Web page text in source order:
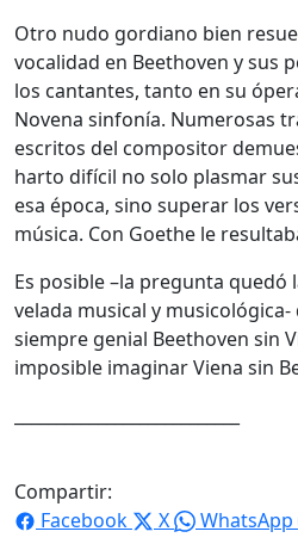
Otro nudo gordiano bien
vocalidad en Beethoven y sus
los cantantes, tanto en su
Novena sinfonía. Numerosas
escritos del compositor
harto difícil no solo plasmar
esa época, sino superar los
música. Con Goethe le
Es posible –la pregunta quedó
velada musical y
siempre genial Beethoven sin
imposible imaginar Viena sin
Compartir:
Facebook
X WhatsApp